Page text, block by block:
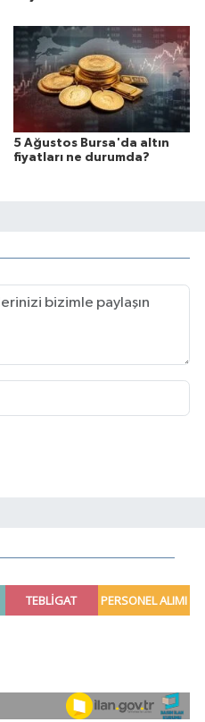
5 Ağustos Bursa'da altın
fiyatları ne durumda?